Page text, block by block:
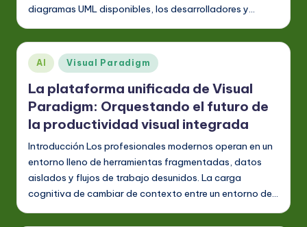
s
h
-
L
a
t
e
s
t
in
diagramas UML disponibles, los desarrolladores y…
Publicado
en
AI Visual Paradigm
La plataforma unificada de Visual
Paradigm: Orquestando el futuro de
la productividad visual integrada
Introducción Los profesionales modernos operan en un
entorno lleno de herramientas fragmentadas, datos
aislados y flujos de trabajo desunidos. La carga
cognitiva de cambiar de contexto entre un entorno de…